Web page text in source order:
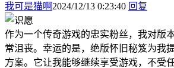
我可是猫啊 2024/12/13 0:23:40 回复
作为一个传奇游戏的忠实粉丝，我对版
常沮丧。幸运的是，绝版怀旧秘笈为我
方案。它让我能够继续享受游戏，不受